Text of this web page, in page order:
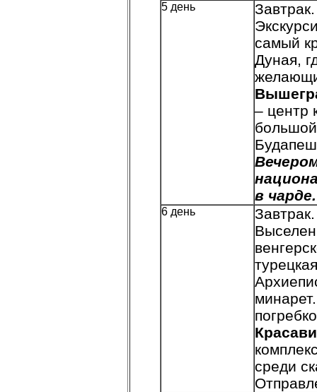
5 день
Завтрак.
самый
Дуная,
– центр
в чарде.
6 день Завтрак.
среди